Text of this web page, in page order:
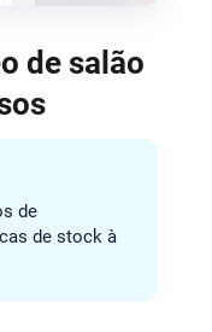
de salão
de
de stock à